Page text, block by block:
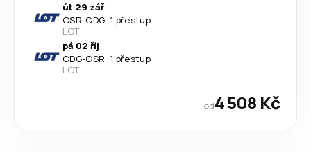
út 29 zář
OSR-CDG· 1 přestup
LOT
pá 02 říj
CDG-OSR· 1 přestup
LOT
od4 508 Kč